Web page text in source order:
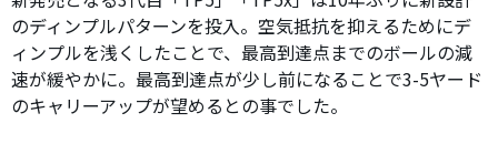
のディンプルパターンを投入。空気抵抗を抑えるためにデ
ィンプルを浅くしたことで、最高到達点までのボールの減
速が緩やかに。最高到達点が少し前になることで3-5ヤード
のキャリーアップが望めるとの事でした。